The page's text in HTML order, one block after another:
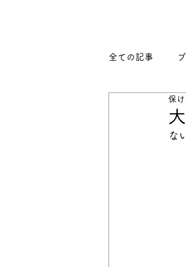
全ての記事
レシピ（名
保
な